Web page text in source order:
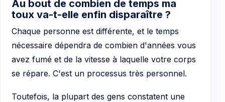
Au bout de combien de temps ma
toux va-t-elle enfin disparaître ?
Chaque personne est différente, et le temps
nécessaire dépendra de combien d'années vous
avez fumé et de la vitesse à laquelle votre corps
se répare. C'est un processus très personnel.
Toutefois, la plupart des gens constatent une